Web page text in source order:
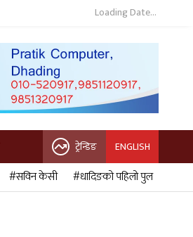
Loading Date...
ट्रेन्डिङ ENGLISH
#सविन केसी #धादिङको पहिलो पुल